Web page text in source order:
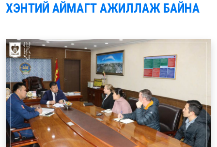
ХЭНТИЙ АЙМАГТ АЖИЛЛАЖ БАЙНА